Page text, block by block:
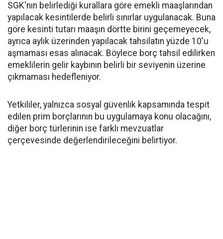
SGK'nın belirlediği kurallara göre emekli maaşlarından
yapılacak kesintilerde belirli sınırlar uygulanacak. Buna
göre kesinti tutarı maaşın dörtte birini geçemeyecek,
ayrıca aylık üzerinden yapılacak tahsilatın yüzde 10'u
aşmaması esas alınacak. Böylece borç tahsil edilirken
emeklilerin gelir kaybının belirli bir seviyenin üzerine
çıkmaması hedefleniyor.
Yetkililer, yalnızca sosyal güvenlik kapsamında tespit
edilen prim borçlarının bu uygulamaya konu olacağını,
diğer borç türlerinin ise farklı mevzuatlar
çerçevesinde değerlendirileceğini belirtiyor.